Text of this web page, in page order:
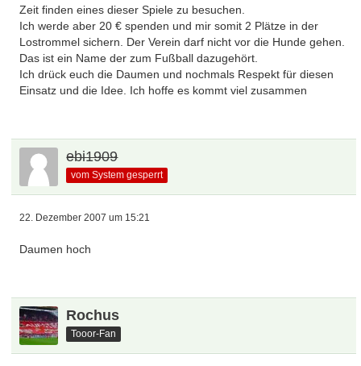
Zeit finden eines dieser Spiele zu besuchen.
Ich werde aber 20 € spenden und mir somit 2 Plätze in der
Lostrommel sichern. Der Verein darf nicht vor die Hunde gehen.
Das ist ein Name der zum Fußball dazugehört.
Ich drück euch die Daumen und nochmals Respekt für diesen
Einsatz und die Idee. Ich hoffe es kommt viel zusammen
ebi1909
vom System gesperrt
22. Dezember 2007 um 15:21
Daumen hoch
Rochus
Tooor-Fan